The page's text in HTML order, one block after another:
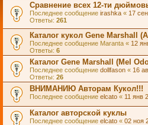
Сравнение всех 12-ти
Последнее сообщение irashka « 17
Ответы: 261
Каталог кукол Gene Marshall
Последнее сообщение Maranta « 12
Ответы: 6
Каталог Gene Marshall (Mel
Последнее сообщение dollfason « 16
Ответы: 26
ВНИМАНИЮ Авторам Кукол!!!
Последнее сообщение elcato « 11 янв
Каталог авторской куклы
Последнее сообщение elcato « 02 ноя